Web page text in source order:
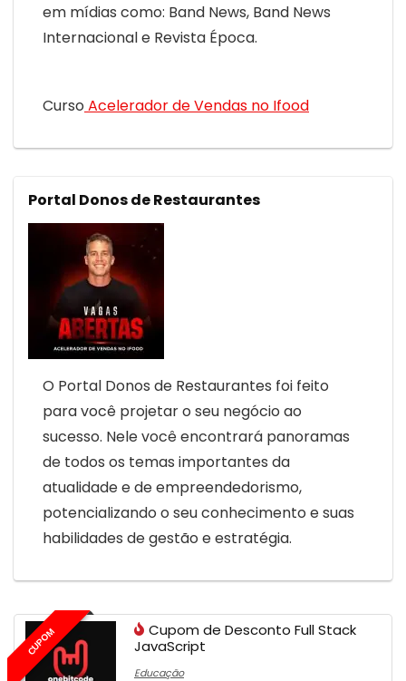
em mídias como: Band News, Band News
Internacional e Revista Época.
Curso Acelerador de Vendas no Ifood
Portal Donos de Restaurantes
O Portal Donos de Restaurantes foi feito
para você projetar o seu negócio ao
sucesso. Nele você encontrará panoramas
de todos os temas importantes da
atualidade e de empreendedorismo,
potencializando o seu conhecimento e suas
habilidades de gestão e estratégia.
CUPOM
Cupom de Desconto Full Stack
JavaScript
Educação